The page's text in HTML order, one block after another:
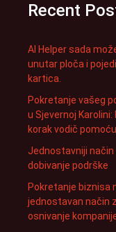
Recent
AI Helper sada
unutar ploča i
kartica.
Pokretanje vašeg
u Sjevernoj Karolini:
korak vodič
Jednostavniji način
dobivanje podrške
Pokretanje biznisa
jednostavan način
osnivanje